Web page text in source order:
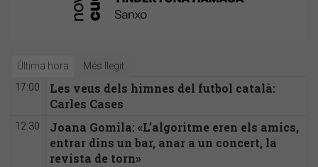
Última hora Més llegit
17:00
Les veus dels himnes del futbol català:
Carles Cases
12:30
Joana Gomila: «L’algoritme eren els amics,
entrar dins un bar, anar a un concert, la
revista de torn»